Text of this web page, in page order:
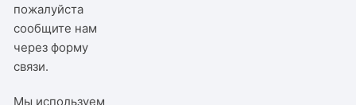
пожалуйста
сообщите нам
черезформу
связи.
Мы используем